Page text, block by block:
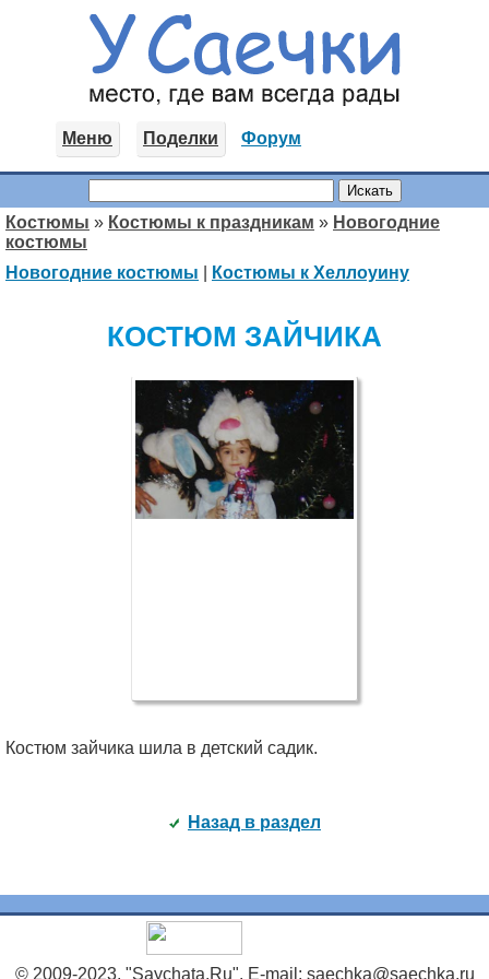
Меню Поделки Форум
Костюмы » Костюмы к праздникам » Новогодние
костюмы
Новогодние костюмы
Костюмы к Хеллоуину
КОСТЮМ ЗАЙЧИКА
Костюм зайчика шила в детский садик.
Назад в раздел
© 2009-2023, "Saychata.Ru". E-mail: saechka@saechka.ru